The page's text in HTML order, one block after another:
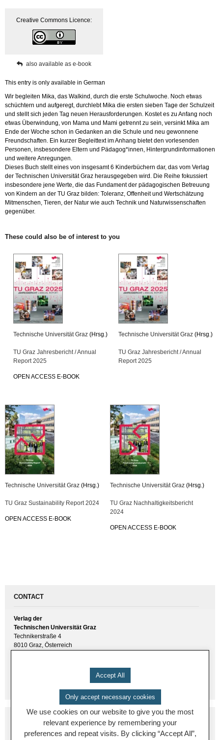
Creative Commons Licence:
also available as e-book
This entry is only available in German
Wir begleiten Mika, das Walkind, durch die erste Schulwoche. Noch etwas
schüchtern und aufgeregt, durchlebt Mika die ersten sieben Tage der Schulzeit
und stellt sich jeden Tag neuen Herausforderungen. Kostet es zu Anfang noch
etwas Überwindung, von Mama und Mami getrennt zu sein, versinkt Mika am
Ende der Woche schon in Gedanken an die Schule und neu gewonnene
Freundschaften. Ein kurzer Begleittext im Anhang bietet den vorlesenden
Personen, insbesondere Eltern und Pädagog*innen, Hintergrundinformationen
und weitere Anregungen.
Dieses Buch stellt eines von insgesamt 6 Kinderbüchern dar, das vom Verlag
der Technischen Universität Graz herausgegeben wird. Die Reihe fokussiert
insbesondere jene Werte, die das Fundament der pädagogischen Betreuung
von Kindern an der TU Graz bilden: Toleranz, Offenheit und Wertschätzung
Mitmenschen, Tieren, der Natur wie auch Technik und Naturwissenschaften
gegenüber.
These could also be of interest to you
Technische Universität Graz (Hrsg.)
TU Graz Jahresbericht / Annual
Report 2025
OPEN ACCESS E-BOOK
Technische Universität Graz (Hrsg.)
TU Graz Jahresbericht / Annual
Report 2025
Technische Universität Graz (Hrsg.)
TU Graz Sustainability Report 2024
OPEN ACCESS E-BOOK
Technische Universität Graz (Hrsg.)
TU Graz Nachhaltigkeitsbericht
2024
OPEN ACCESS E-BOOK
CONTACT
Verlag der
Technischen Universität Graz
Technikerstraße 4
8010 Graz, Österreich
Accept All
Only accept necessary cookies
We use cookies on our website to give you the most
relevant experience by remembering your
preferences and repeat visits. By clicking “Accept All”,